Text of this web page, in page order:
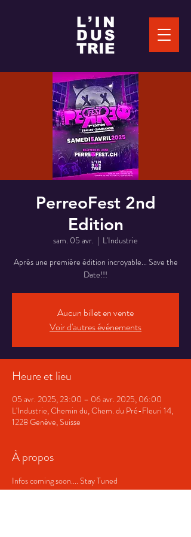
PerreoFest 2nd
Edition
sam. 05 avr.
  |
L'Industrie
Après une première édition incroyable... Save the
Date!!!
Aucun billet en vente
Voir d'autres événements
Heure et lieu
05 avr. 2025, 23:00 – 06 avr. 2025, 06:00
L'Industrie, Chemin du, Chem. du Pré-Fleuri 14,
1228 Genève, Suisse
À propos
Infos coming soon.... Stay Tuned